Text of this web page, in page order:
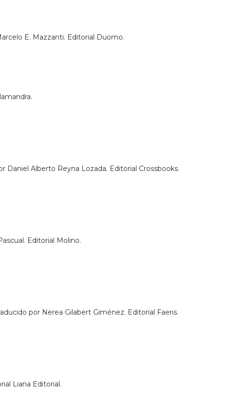
E. Mazzanti. Editorial Duomo.
Daniel Alberto Reyna Lozada. Editorial Crossbooks.
Editorial Molino.
por Nerea Gilabert Giménez. Editorial Faeris.
Liana Editorial.